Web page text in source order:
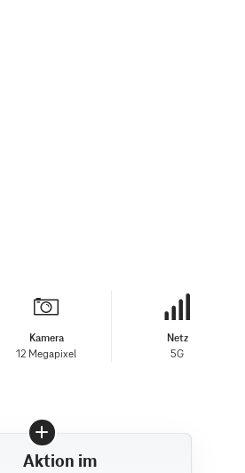
Kamera
12 Megapixel
Netz
5G
Aktion im